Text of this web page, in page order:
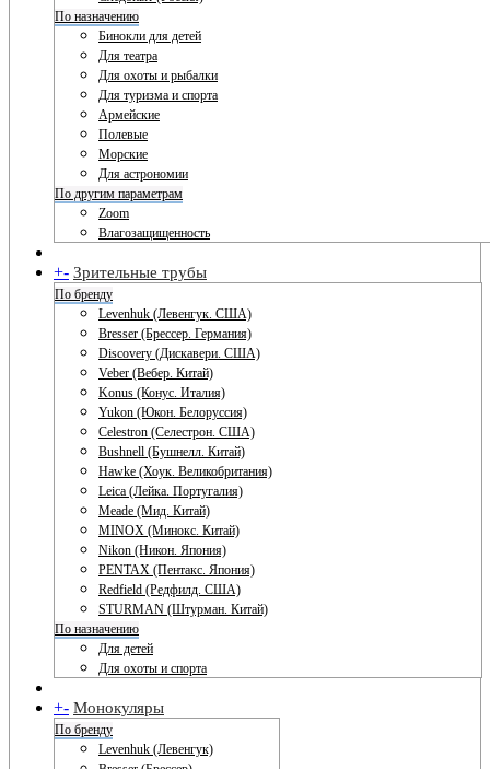
По назначению
Бинокли для детей
Для театра
Для охоты и рыбалки
Для туризма и спорта
Армейские
Полевые
Морские
Для астрономии
По другим параметрам
Zoom
Влагозащищенность
+- Зрительные трубы
По бренду
Levenhuk (Левенгук. США)
Bresser (Брессер. Германия)
Discovery (Дискавери. США)
Veber (Вебер. Китай)
Konus (Конус. Италия)
Yukon (Юкон. Белоруссия)
Celestron (Селестрон. США)
Bushnell (Бушнелл. Китай)
Hawke (Хоук. Великобритания)
Leica (Лейка. Португалия)
Meade (Мид. Китай)
MINOX (Минокс. Китай)
Nikon (Никон. Япония)
PENTAX (Пентакс. Япония)
Redfield (Редфилд. США)
STURMAN (Штурман. Китай)
По назначению
Для детей
Для охоты и спорта
+- Монокуляры
По бренду
Levenhuk (Левенгук)